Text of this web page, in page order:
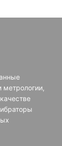
метрологии,